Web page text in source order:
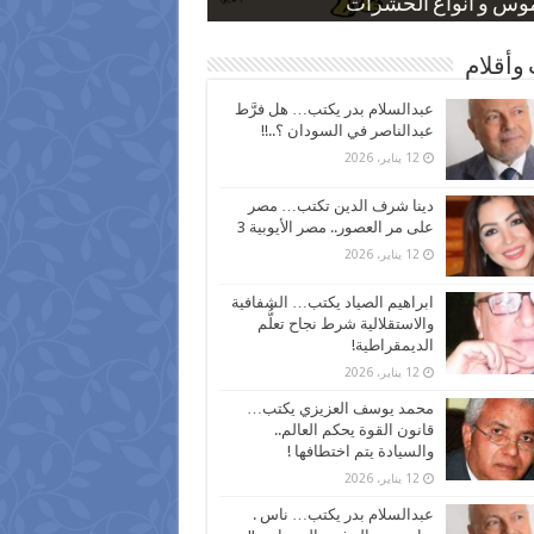
و أنواع الحشرات
بعد ارتفاع الأسعار
نسبة الطلاق في مصر
كاركاتيرية
كاركاتيرية
وأقلام
عبدالسلام بدر يكتب… هل فرَّط
عبدالناصر في السودان ؟..!!
12 يناير، 2026
دينا شرف الدين تكتب… مصر
على مر العصور.. مصر الأيوبية 3
12 يناير، 2026
ابراهيم الصياد يكتب… الشفافية
والاستقلالية شرط نجاح تعلُّم
الديمقراطية!
12 يناير، 2026
محمد يوسف العزيزي يكتب…
قانون القوة يحكم العالم..
والسيادة يتم اختطافها !
12 يناير، 2026
عبدالسلام بدر يكتب… ناس .